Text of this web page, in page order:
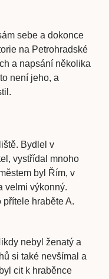
sebe a dokonce
na Petrohradské
a napsání několika
není jeho, a
Bydlel v
vystřídal mnoho
byl Řím, v
velmi výkonný.
hraběte A.
nebyl ženatý a
si také nevšímal a
cit k hraběnce